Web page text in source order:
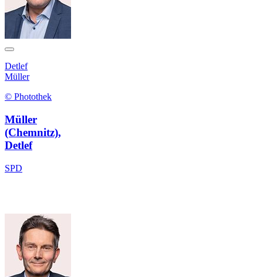
Detlef
Müller
© Photothek
Müller
(Chemnitz),
Detlef
SPD